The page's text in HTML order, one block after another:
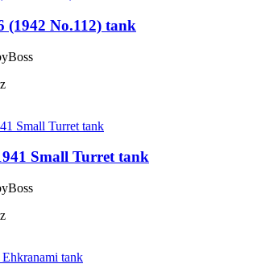
(1942 No.112) tank
Small Turret tank